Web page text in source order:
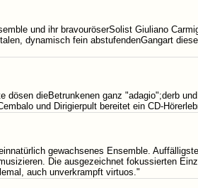
und ihr bravouröserSolist Giuliano
dynamisch fein abstufendenGangart
dieBetrunkenen ganz "adagio";derb
und Dirigierpult bereitet ein CD-
gewachsenes Ensemble.
Die ausgezeichnet fokussierten
auch unverkrampft virtuos."